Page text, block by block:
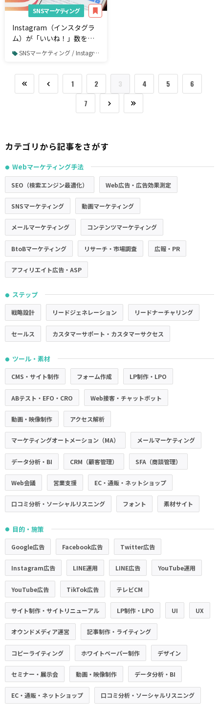
SNSマーケティング
Instagram（インスタグラ
ム）が「いいね！」数を非
表示に！市場への影響と
「いいね！」数の確認方法
SNSマーケティング / Instagram
1 2 3 4 5
6
7
カテゴリから記事をさがす
● Webマーケティング手法
SEO（検索エンジン最適化） Web広告・広告効果測定
SNSマーケティング 動画マーケティング
メールマーケティング コンテンツマーケティング
BtoBマーケティング リサーチ・市場調査 広報・PR
アフィリエイト広告・ASP
● ステップ
戦略設計 リードジェネレーション リードナーチャリング
セールス カスタマーサポート・カスタマーサクセス
● ツール・素材
CMS・サイト制作 フォーム作成 LP制作・LPO
ABテスト・EFO・CRO Web接客・チャットボット
動画・映像制作 アクセス解析
マーケティングオートメーション（MA） メールマーケティング
データ分析・BI CRM（顧客管理） SFA（商談管理）
Web会議 営業支援 EC・通販・ネットショップ
口コミ分析・ソーシャルリスニング フォント 素材サイト
● 目的・施策
Google広告 Facebook広告 Twitter広告
Instagram広告 LINE運用 LINE広告 YouTube運用
YouTube広告 TikTok広告 テレビCM
サイト制作・サイトリニューアル LP制作・LPO UI UX
オウンドメディア運営 記事制作・ライティング
コピーライティング ホワイトペーパー制作 デザイン
セミナー・展示会 動画・映像制作 データ分析・BI
EC・通販・ネットショップ 口コミ分析・ソーシャルリスニング